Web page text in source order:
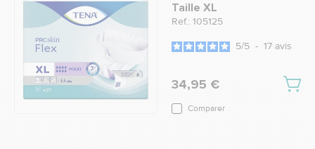
Taille XL
Ref.: 105125
5/5 - 17 avis
34,95 €
Comparer